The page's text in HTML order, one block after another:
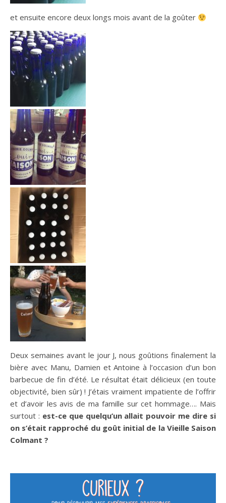
et ensuite encore deux longs mois avant de la goûter
Deux semaines avant le jour J, nous goûtions finalement la
bière avec Manu, Damien et Antoine à l’occasion d’un bon
barbecue de fin d’été. Le résultat était délicieux (en toute
objectivité, bien sûr) ! J’étais vraiment impatiente de l’offrir
et d’avoir les avis de ma famille sur cet hommage…. Mais
surtout : est-ce que quelqu’un allait pouvoir me dire si
on s’était rapproché du goût initial de la Vieille Saison
Colmant ?